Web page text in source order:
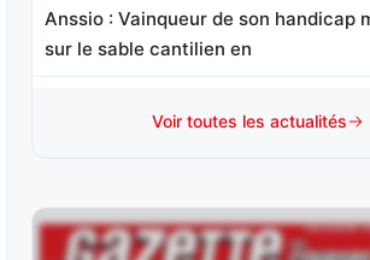
Anssio : Vainqueur de son handicap
sur le sable cantilien en
Mister Chang : Révélé d’emblée à ce
JUILLET 31, 2026 20
Nelliedonado : Programmée pour les
Voir toutes les actualités